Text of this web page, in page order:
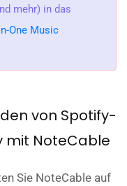
mehr) in das
One Music
von Spotify-
mit NoteCable
Sie NoteCable auf